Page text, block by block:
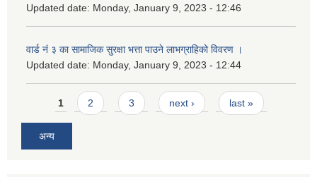
Updated date: Monday, January 9, 2023 - 12:46
वार्ड नं ३ का सामाजिक सुरक्षा भत्ता पाउने लाभग्राहिको विवरण ।
Updated date: Monday, January 9, 2023 - 12:44
Pages
1 2 3 next › last »
अन्य